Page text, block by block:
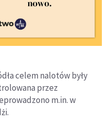
celem nalotów były
przez
m.in. w